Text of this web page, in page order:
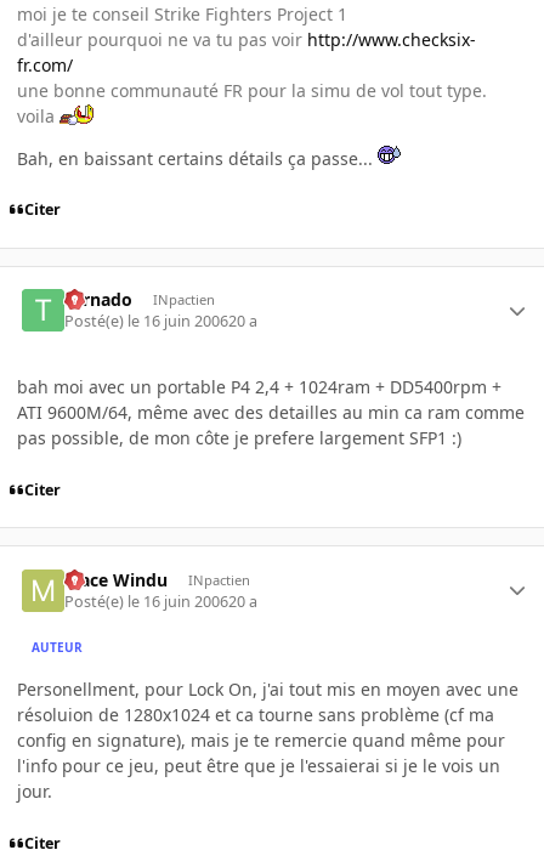
moi je te conseil Strike Fighters Project 1
d'ailleur pourquoi ne va tu pas voir http://www.checksix-
fr.com/
une bonne communauté FR pour la simu de vol tout type.
voila
Bah, en baissant certains détails ça passe...
Citer
tornado INpactien
Posté(e) le 16 juin 200620 a
bah moi avec un portable P4 2,4 + 1024ram + DD5400rpm +
ATI 9600M/64, même avec des detailles au min ca ram comme
pas possible, de mon côte je prefere largement SFP1 :)
Citer
Mace Windu INpactien
Posté(e) le 16 juin 200620 a
AUTEUR
Personellment, pour Lock On, j'ai tout mis en moyen avec une
résoluion de 1280x1024 et ca tourne sans problème (cf ma
config en signature), mais je te remercie quand même pour
l'info pour ce jeu, peut être que je l'essaierai si je le vois un
jour.
Citer